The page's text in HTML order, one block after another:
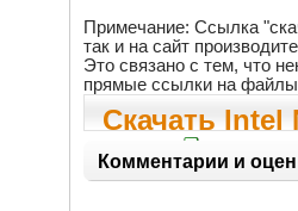
Примечание: Ссылка
так и на сайт
Это связано с тем, что
прямые ссылки на
Скачать Intel
0063
Комментарии и